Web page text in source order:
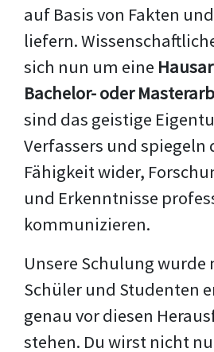
auf Basis von Fakten
liefern.
sich nun um eine
Bachelor- oder
sind das geistige
Verfassers und spiegeln
Fähigkeit wider,
und Erkenntnisse
kommunizieren.
Unsere Schulung
Schüler und Studenten
genau vor diesen
stehen. Du wirst nicht